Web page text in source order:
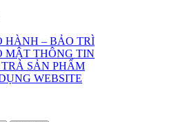
HÀNH – BẢO TRÌ
MẬT THÔNG TIN
SẢN PHẨM
WEBSITE